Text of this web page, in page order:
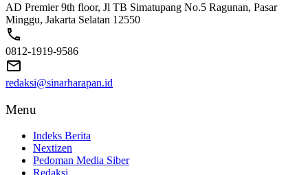
AD Premier 9th floor, Jl TB Simatupang No.5 Ragunan, Pasar
Minggu, Jakarta Selatan 12550
0812-1919-9586
redaksi@sinarharapan.id
Menu
Indeks Berita
Nextizen
Pedoman Media Siber